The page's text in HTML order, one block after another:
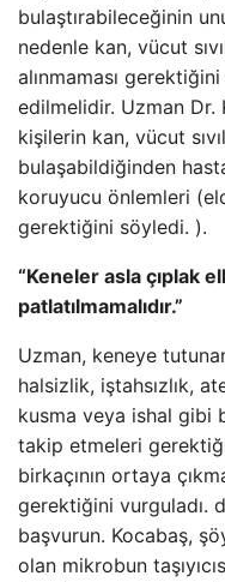
bulaştırabileceğinin
nedenle kan, vücut
alınmaması
edilmelidir. Uzman Dr.
kişilerin kan, vücut
bulaşabildiğinden
koruyucu önlemleri
gerektiğini söyledi. ).
“Keneler asla çıplak
patlatılmamalıdır.”
Uzman, keneye
halsizlik, iştahsızlık,
kusma veya ishal gibi
takip etmeleri
birkaçının ortaya
gerektiğini vurguladı.
başvurun. Kocabaş,
olan mikrobun